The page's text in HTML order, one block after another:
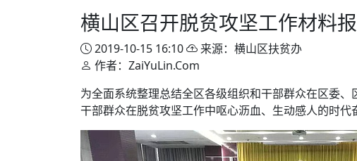
横山区召开脱贫攻坚工作材料
2019-10-15 16:10
来源：横山区扶贫办
作者：ZaiYuLin.Com
为全面系统整理总结全区各级组织和干部群众在区委
干部群众在脱贫攻坚工作中呕心沥血、生动感人的时